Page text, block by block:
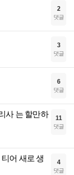
2
댓글
3
댓글
6
댓글
사 는 할만하
11
댓글
어 새로 생
4
댓글